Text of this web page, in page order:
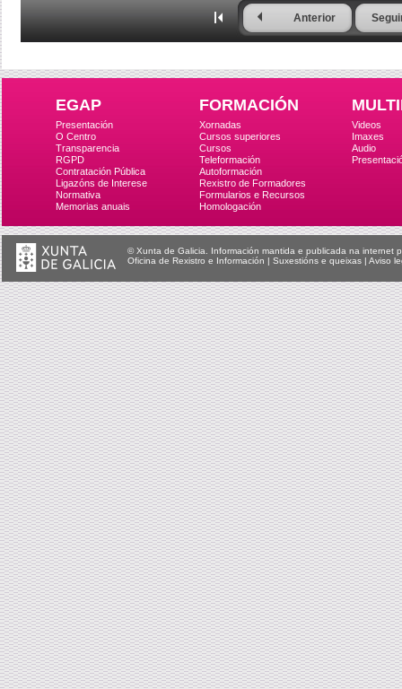
Anterior
EGAP
Presentación
O Centro
Transparencia
RGPD
Contratación Pública
Ligazóns de Interese
Normativa
Memorias anuais
FORMACIÓN
Xornadas
Cursos superiores
Cursos
Teleformación
Autoformación
Rexistro de Formadores
Formularios e Recursos
Homologación
Videos
Imaxes
Audio
© Xunta de Galicia. Información mantida e publicada na internet
Oficina de Rexistro e Información | Suxestións e queixas | Aviso